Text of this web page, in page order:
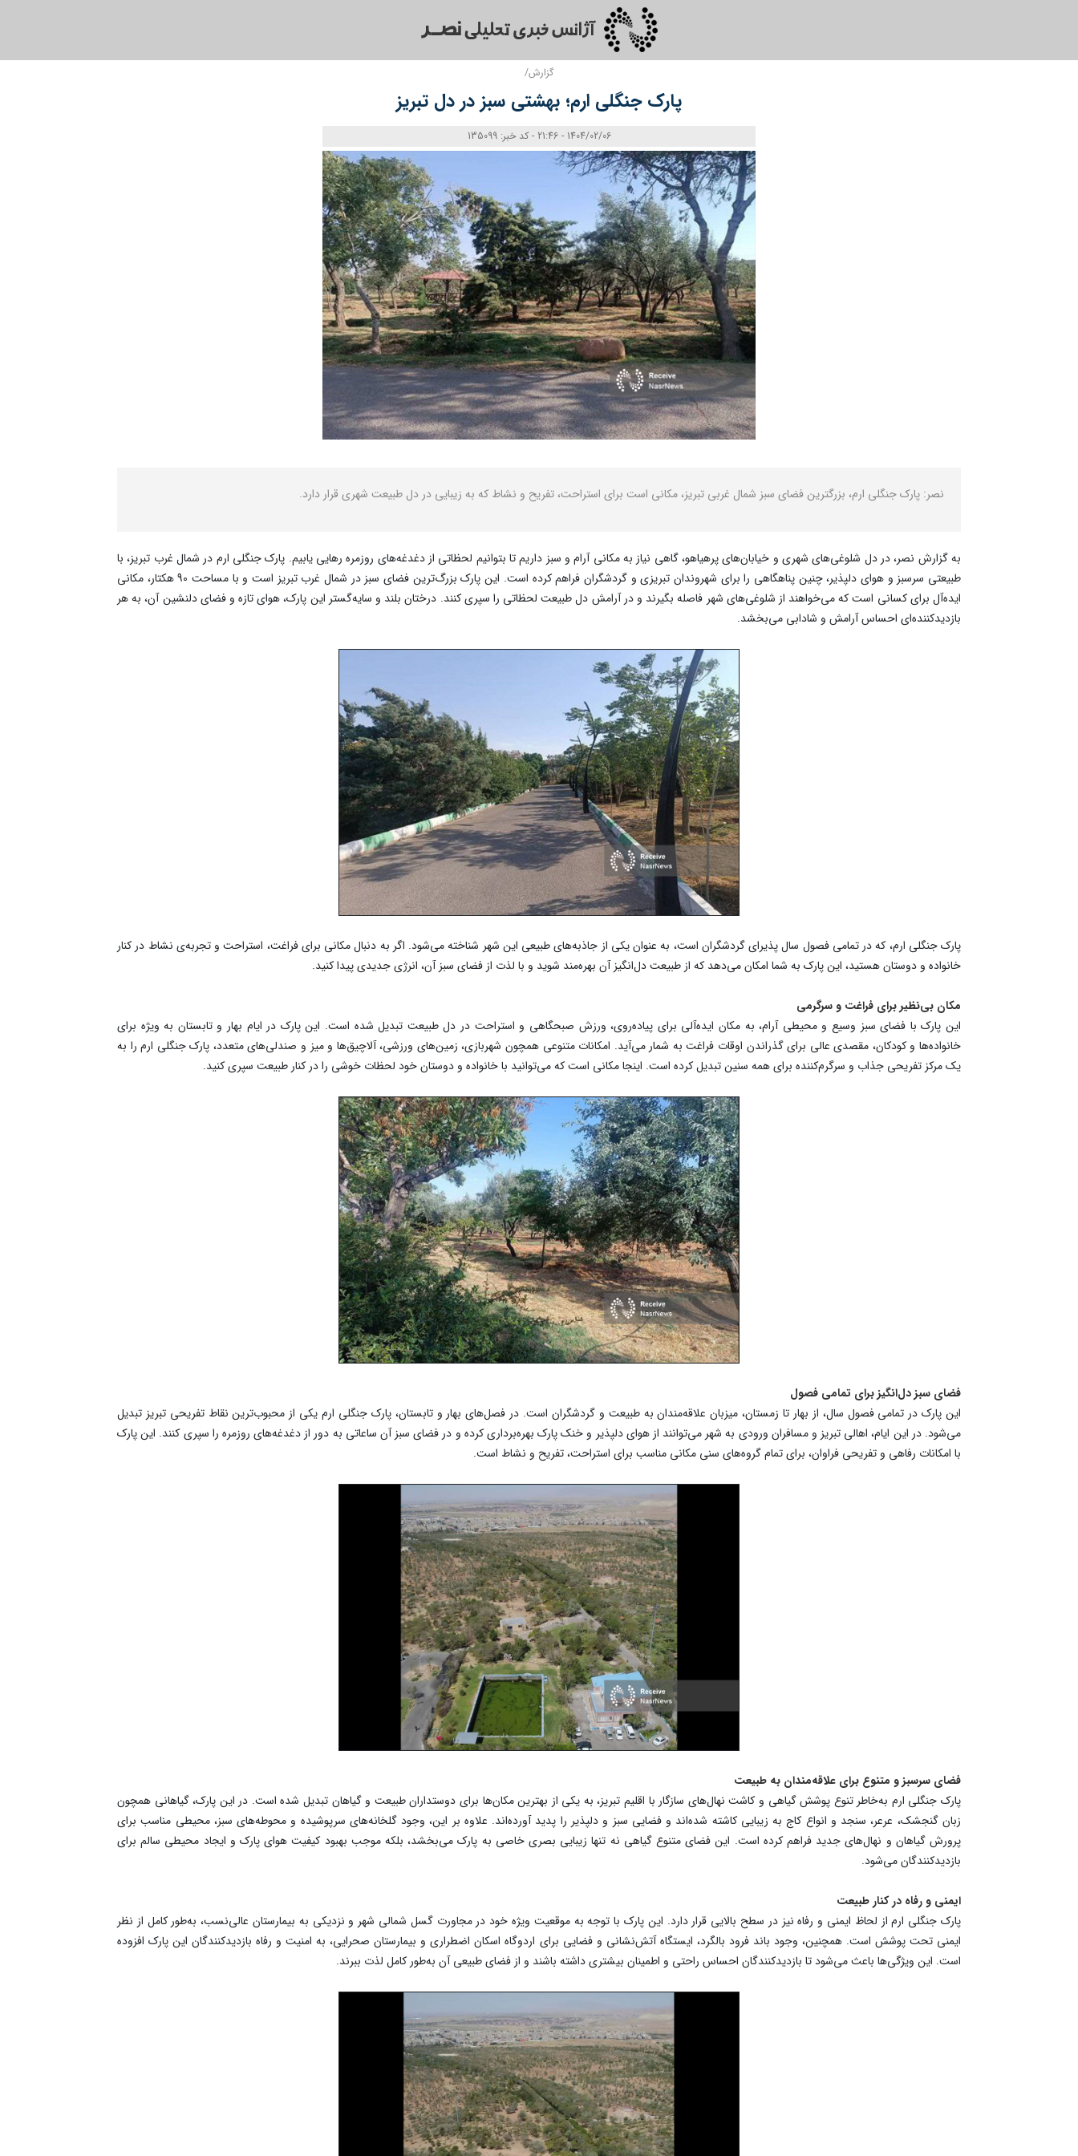
گزارش/
پارک جنگلی ارم؛ بهشتی سبز در دل تبریز
1404/02/06 - 21:46 - کد خبر: 135099
نصر: پارک جنگلی ارم، بزرگترین فضای سبز شمال غربی تبریز، مکانی است برای استراحت، تفریح و نشاط که به زیبایی در دل طبیعت شهری قرار دارد.
به گزارش نصر، در دل شلوغی‌های شهری و خیابان‌های پرهیاهو، گاهی نیاز به مکانی آرام و سبز داریم تا بتوانیم لحظاتی از دغدغه‌های روزمره رهایی یابیم. پارک جنگلی ارم در شمال غرب تبریز، با
طبیعتی سرسبز و هوای دلپذیر، چنین پناهگاهی را برای شهروندان تبریزی و گردشگران فراهم کرده است. این پارک بزرگ‌ترین فضای سبز در شمال غرب تبریز است و با مساحت 90 هکتار، مکانی
ایده‌آل برای کسانی است که می‌خواهند از شلوغی‌های شهر فاصله بگیرند و در آرامش دل طبیعت لحظاتی را سپری کنند. درختان بلند و سایه‌گستر این پارک، هوای تازه و فضای دلنشین آن، به هر
بازدیدکننده‌ای احساس آرامش و شادابی می‌بخشد.
پارک جنگلی ارم، که در تمامی فصول سال پذیرای گردشگران است، به عنوان یکی از جاذبه‌های طبیعی این شهر شناخته می‌شود. اگر به دنبال مکانی برای فراغت، استراحت و تجربه‌ی نشاط در کنار
خانواده و دوستان هستید، این پارک به شما امکان می‌دهد که از طبیعت دل‌انگیز آن بهره‌مند شوید و با لذت از فضای سبز آن، انرژی جدیدی پیدا کنید.
مکان بی‌نظیر برای فراغت و سرگرمی
این پارک با فضای سبز وسیع و محیطی آرام، به مکان ایده‌آلی برای پیاده‌روی، ورزش صبحگاهی و استراحت در دل طبیعت تبدیل شده است. این پارک در ایام بهار و تابستان به ویژه برای
خانواده‌ها و کودکان، مقصدی عالی برای گذراندن اوقات فراغت به شمار می‌آید. امکانات متنوعی همچون شهربازی، زمین‌های ورزشی، آلاچیق‌ها و میز و صندلی‌های متعدد، پارک جنگلی ارم را به
یک مرکز تفریحی جذاب و سرگرم‌کننده برای همه سنین تبدیل کرده است. اینجا مکانی است که می‌توانید با خانواده و دوستان خود لحظات خوشی را در کنار طبیعت سپری کنید.
فضای سبز دل‌انگیز برای تمامی فصول
این پارک در تمامی فصول سال، از بهار تا زمستان، میزبان علاقه‌مندان به طبیعت و گردشگران است. در فصل‌های بهار و تابستان، پارک جنگلی ارم یکی از محبوب‌ترین نقاط تفریحی تبریز تبدیل
می‌شود. در این ایام، اهالی تبریز و مسافران ورودی به شهر می‌توانند از هوای دلپذیر و خنک پارک بهره‌برداری کرده و در فضای سبز آن ساعاتی به دور از دغدغه‌های روزمره را سپری کنند. این پارک
با امکانات رفاهی و تفریحی فراوان، برای تمام گروه‌های سنی مکانی مناسب برای استراحت، تفریح و نشاط است.
فضای سرسبز و متنوع برای علاقه‌مندان به طبیعت
پارک جنگلی ارم به‌خاطر تنوع پوشش گیاهی و کاشت نهال‌های سازگار با اقلیم تبریز، به یکی از بهترین مکان‌ها برای دوستداران طبیعت و گیاهان تبدیل شده است. در این پارک، گیاهانی همچون
زبان گنجشک، عرعر، سنجد و انواع کاج به زیبایی کاشته شده‌اند و فضایی سبز و دلپذیر را پدید آورده‌اند. علاوه بر این، وجود گلخانه‌های سرپوشیده و محوطه‌های سبز، محیطی مناسب برای
پرورش گیاهان و نهال‌های جدید فراهم کرده است. این فضای متنوع گیاهی نه تنها زیبایی بصری خاصی به پارک می‌بخشد، بلکه موجب بهبود کیفیت هوای پارک و ایجاد محیطی سالم برای
بازدیدکنندگان می‌شود.
ایمنی و رفاه در کنار طبیعت
پارک جنگلی ارم از لحاظ ایمنی و رفاه نیز در سطح بالایی قرار دارد. این پارک با توجه به موقعیت ویژه خود در مجاورت گسل شمالی شهر و نزدیکی به بیمارستان عالی‌نسب، به‌طور کامل از نظر
ایمنی تحت پوشش است. همچنین، وجود باند فرود بالگرد، ایستگاه آتش‌نشانی و فضایی برای اردوگاه اسکان اضطراری و بیمارستان صحرایی، به امنیت و رفاه بازدیدکنندگان این پارک افزوده
است. این ویژگی‌ها باعث می‌شود تا بازدیدکنندگان احساس راحتی و اطمینان بیشتری داشته باشند و از فضای طبیعی آن به‌طور کامل لذت ببرند.